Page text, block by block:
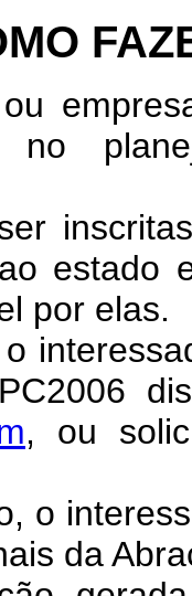
no
estado
por elas.
, ou
o
da